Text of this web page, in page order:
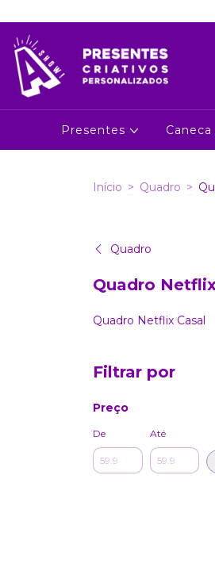
Presentes Caneca
Início > Quadro >
Quadro
Quadro
Quadro Netflix Casal
Filtrar por
Preço
De Até